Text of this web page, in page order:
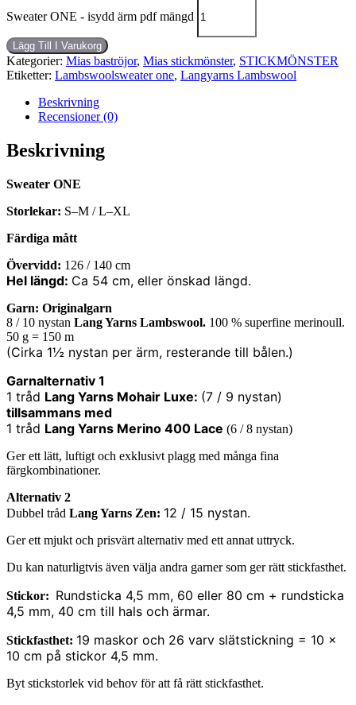
Sweater ONE - isydd ärm pdf mängd
Lägg Till I Varukorg
Kategorier: Mias baströjor, Mias stickmönster, STICKMÖNSTER
Etiketter: Lambswoolsweater one, Langyarns Lambswool
Beskrivning
Recensioner (0)
Beskrivning
Sweater ONE
Storlekar: S–M / L–XL
Färdiga mått
Övervidd: 126 / 140 cm
Hel längd: Ca 54 cm, eller önskad längd.
Garn: Originalgarn
8 / 10 nystan Lang Yarns Lambswool. 100 % superfine merinoull.
50 g = 150 m
(Cirka 1½ nystan per ärm, resterande till bålen.)
Garnalternativ 1
1 tråd Lang Yarns Mohair Luxe: (7 / 9 nystan)
tillsammans med
1 tråd Lang Yarns Merino 400 Lace (6 / 8 nystan)
Ger ett lätt, luftigt och exklusivt plagg med många fina
färgkombinationer.
Alternativ 2
Dubbel tråd Lang Yarns Zen: 12 / 15 nystan.
Ger ett mjukt och prisvärt alternativ med ett annat uttryck.
Du kan naturligtvis även välja andra garner som ger rätt stickfasthet.
Stickor: Rundsticka 4,5 mm, 60 eller 80 cm + rundsticka
4,5 mm, 40 cm till hals och ärmar.
Stickfasthet: 19 maskor och 26 varv slätstickning = 10 ×
10 cm på stickor 4,5 mm.
Byt stickstorlek vid behov för att få rätt stickfasthet.